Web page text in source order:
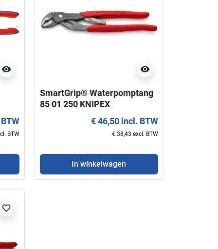
visibility
BTW
visibility
SmartGrip® Waterpomptang
85 01 250 KNIPEX
€ 46,50 incl. BTW
€ 38,43 excl. BTW
In winkelwagen
favorite_border